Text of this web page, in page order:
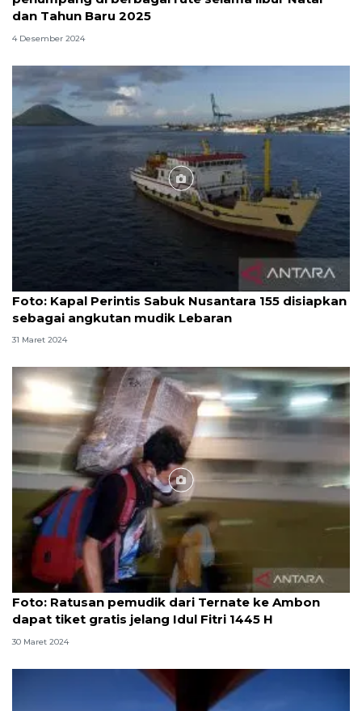
dan Tahun Baru 2025
4 Desember 2024
Foto: Kapal Perintis Sabuk Nusantara 155 disiapkan
sebagai angkutan mudik Lebaran
31 Maret 2024
Foto
Foto: Ratusan pemudik dari Ternate ke Ambon
dapat tiket gratis jelang Idul Fitri 1445 H
30 Maret 2024